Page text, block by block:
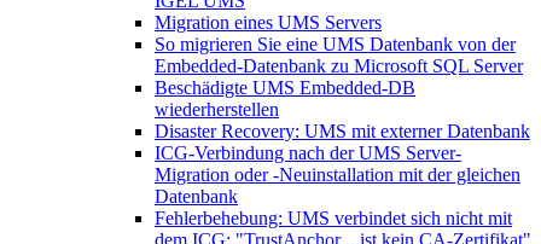
Migration eines UMS Servers
So migrieren Sie eine UMS Datenbank von der
Embedded-Datenbank zu Microsoft SQL Server
Beschädigte UMS Embedded-DB
wiederherstellen
Disaster Recovery: UMS mit externer Datenbank
ICG-Verbindung nach der UMS Server-
Migration oder -Neuinstallation mit der gleichen
Datenbank
Fehlerbehebung: UMS verbindet sich nicht mit
dem ICG: "TrustAnchor ...ist kein CA-Zertifikat"